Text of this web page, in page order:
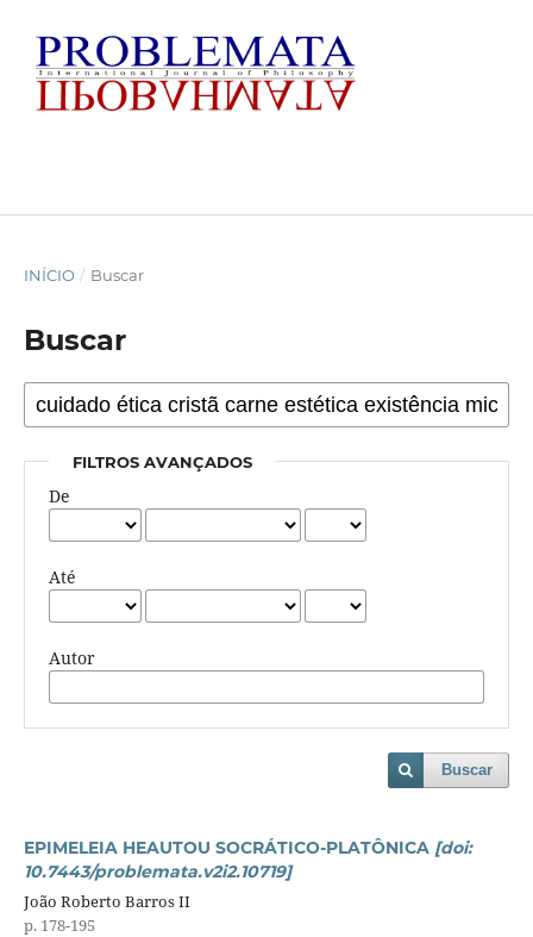
INÍCIO / Buscar
Buscar
FILTROS AVANÇADOS
De
Até
Autor
Buscar
EPIMELEIA HEAUTOU SOCRÁTICO-PLATÔNICA [doi:
10.7443/problemata.v2i2.10719]
João Roberto Barros II
p. 178-195